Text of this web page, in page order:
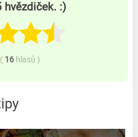
hvězdiček. :)
( 16 hlasů )